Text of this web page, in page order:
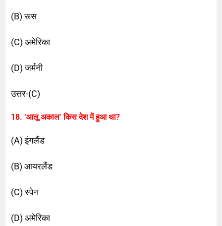
(B) रूस
(C) अमेरिका
(D) जर्मनी
उत्तर-(C)
18. ‘आलू अकाल’ किस देश में हुआ था?
(A) इंगलैंड
(B) आयरलैंड
(C) स्पेन
(D) अमेरिका